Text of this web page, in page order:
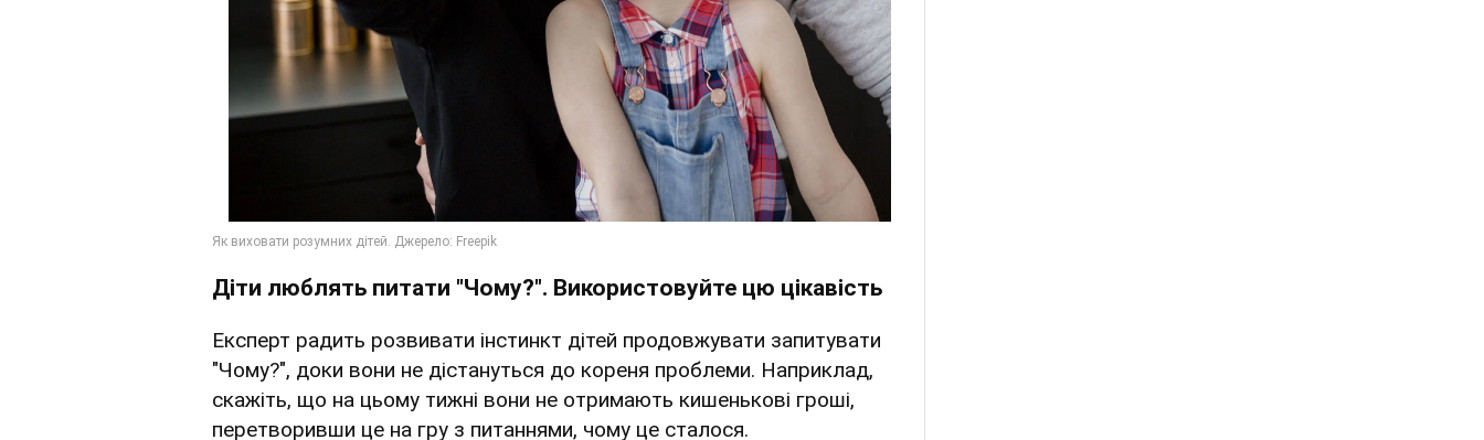
Діти люблять питати "Чому?". Використовуйте цю цікавість
Експерт радить розвивати інстинкт дітей продовжувати запитувати
"Чому?", доки вони не дістануться до кореня проблеми. Наприклад,
скажіть, що на цьому тижні вони не отримають кишенькові гроші,
перетворивши це на гру з питаннями, чому це сталося.